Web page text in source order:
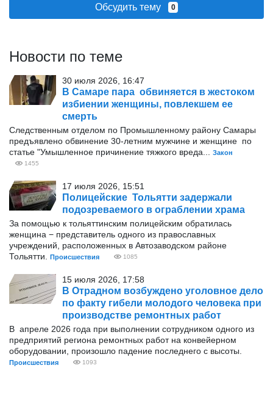
Обсудить тему 0
Новости по теме
30 июля 2026, 16:47
В Самаре пара обвиняется в жестоком
избиении женщины, повлекшем ее
смерть
Следственным отделом по Промышленному району Самары
предъявлено обвинение 30-летним мужчине и женщине по
статье "Умышленное причинение тяжкого вреда...
Закон
1455
17 июля 2026, 15:51
Полицейские Тольятти задержали
подозреваемого в ограблении храма
За помощью к тольяттинским полицейским обратилась
женщина − представитель одного из православных
учреждений, расположенных в Автозаводском районе
Тольятти.
Происшествия 1085
15 июля 2026, 17:58
В Отрадном возбуждено уголовное дело
по факту гибели молодого человека при
производстве ремонтных работ
В апреле 2026 года при выполнении сотрудником одного из
предприятий региона ремонтных работ на конвейерном
оборудовании, произошло падение последнего с высоты.
Происшествия 1093